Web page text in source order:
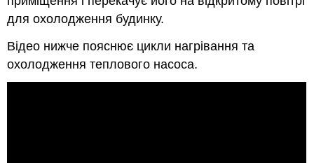
для охолодження будинку.
Відео нижче пояснює цикли нагрівання та
охолодження теплового насоса.